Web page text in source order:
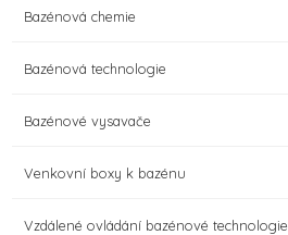
Bazénová chemie
Bazénová technologie
Bazénové vysavače
Venkovní boxy k bazénu
Vzdálené ovládání bazénové technologie